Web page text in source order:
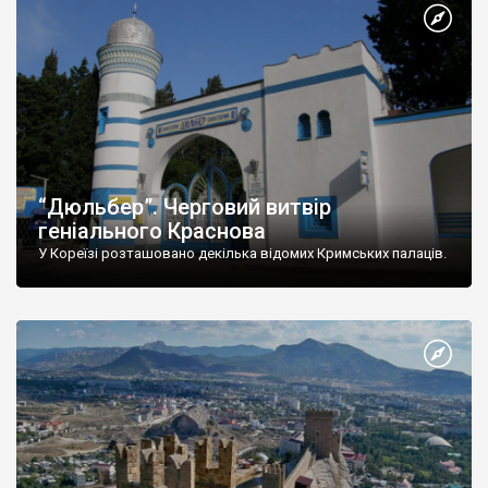
“Дюльбер”. Черговий витвір
геніального Краснова
У Кореїзі розташовано декілька відомих Кримських палаців.